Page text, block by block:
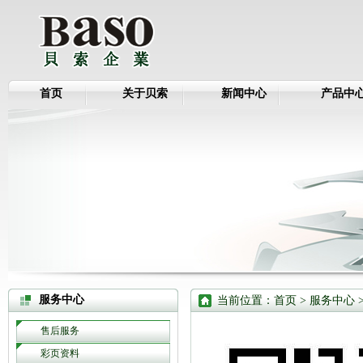
首页 关于贝索 新闻中心 产品中
服务中心
售后服务
彩页资料
当前位置： 首页 > 服务中心